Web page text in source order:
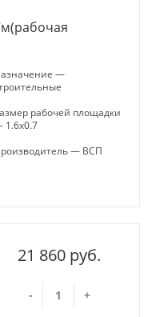
—
рабочей площадки
1.6х0.7
— ВСП
21 860 руб.
- +